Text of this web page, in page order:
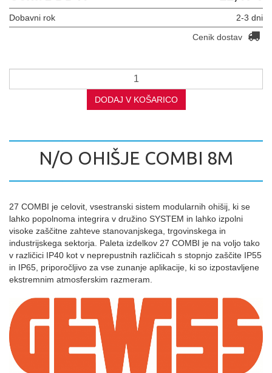
Dobavni rok
2-3 dni
Cenik dostav
DODAJ V KOŠARICO
N/O OHIŠJE COMBI 8M
27 COMBI je celovit, vsestranski sistem modularnih ohišij, ki se
lahko popolnoma integrira v družino SYSTEM in lahko izpolni
visoke zaščitne zahteve stanovanjskega, trgovinskega in
industrijskega sektorja. Paleta izdelkov 27 COMBI je na voljo tako
v različici IP40 kot v neprepustnih različicah s stopnjo zaščite IP55
in IP65, priporočljivo za vse zunanje aplikacije, ki so izpostavljene
ekstremnim atmosferskim razmeram.